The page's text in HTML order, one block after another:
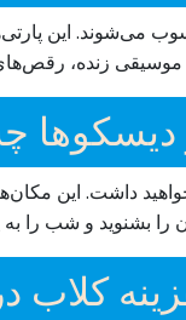
می‌شوند. این
موسیقی زنده،
دیسکوها
داشت. این
بشنوید و شب را به
کلاب